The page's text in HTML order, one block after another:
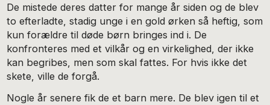
De mistede deres datter for mange år siden og de blev
to efterladte, stadig unge i en gold ørken så heftig, som
kun forældre til døde børn bringes ind i. De
konfronteres med et vilkår og en virkelighed, der ikke
kan begribes, men som skal fattes. For hvis ikke det
skete, ville de forgå.
Nogle år senere fik de et barn mere. De blev igen til et